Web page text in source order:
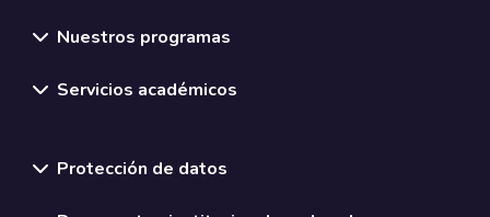
Nuestros programas
Servicios académicos
Protección de datos